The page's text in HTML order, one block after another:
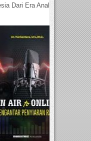
Dari Era Analog